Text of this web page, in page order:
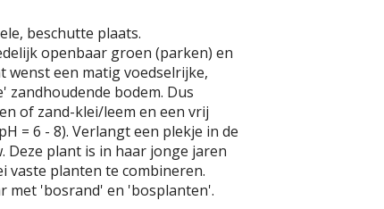
beschutte plaats.
openbaar groen (parken) en
wenst een matig voedselrijke,
zandhoudende bodem. Dus
of zand-klei/leem en een vrij
= 6 - 8). Verlangt een plekje in de
Deze plant is in haar jonge jaren
vaste planten te combineren.
met 'bosrand' en 'bosplanten'.